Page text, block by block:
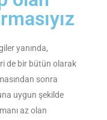
yanında,
de bir bütün olarak
sonra
uygun şekilde
az olan